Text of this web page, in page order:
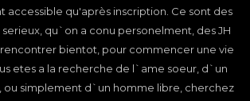
accessible qu'après inscription. Ce sont des
qu`on a conu personelment, des JH
bientot, pour commencer une vie
etes a la recherche de l`ame soeur, d`un
ou simplement d`un homme libre, cherchez